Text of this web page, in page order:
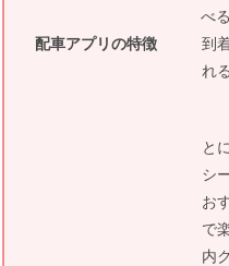
配車アプリの特徴
べ
到
れ
と
シ
お
で
内